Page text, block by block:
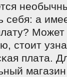
себя: а
Может
стоит
плата.